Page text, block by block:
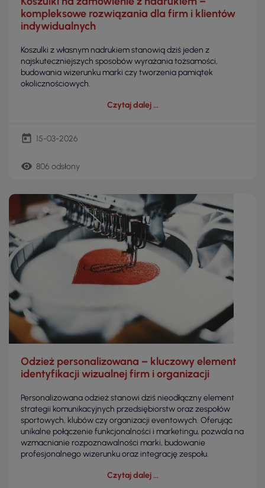
kompleksowe rozwiązania dla firm i klientów
indywidualnych
Koszulki z własnym nadrukiem stanowią dziś jeden z
najskuteczniejszych sposobów wyrażania tożsamości,
budowania wizerunku marki czy tworzenia pamiątek
okolicznościowych.
Czytaj dalej
today 15-03-2026
remove_red_eye 806 odsłony
Odzież personalizowana – kluczowy element
identyfikacji wizualnej firm i organizacji
Personalizowana odzież stanowi dziś nieodłączny element
strategii komunikacyjnych przedsiębiorstw oraz zespołów
sportowych, klubów czy organizacji eventowych. Oferując
unikalne połączenie funkcjonalności i marketingu, pozwala na
wzmacnianie rozpoznawalności marki, budowanie
profesjonalnego wizerunku oraz integrację zespołu.
Czytaj dalej